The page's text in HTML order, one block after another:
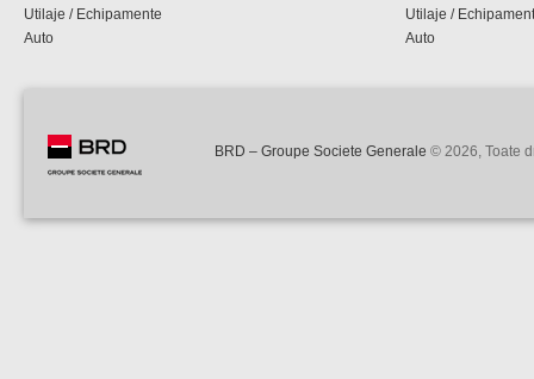
Utilaje / Echipamente
Auto
Utilaje /
Auto
BRD – Groupe Societe Generale © 2026, Toate